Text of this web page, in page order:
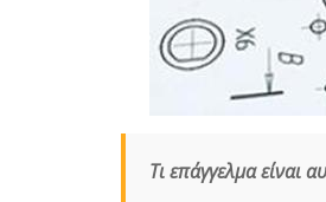
Τι επάγγελμα είναι